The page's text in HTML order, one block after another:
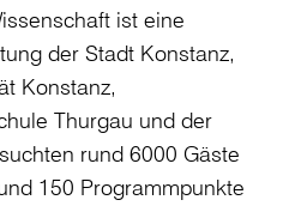
ist eine
der Stadt Konstanz,
Konstanz,
Thurgau und der
rund 6000 Gäste
150 Programmpunkte